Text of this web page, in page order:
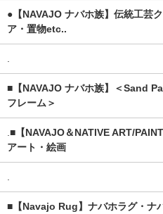
●【NAVAJO ナバホ族】伝統工芸
ア・置物etc..
■【NAVAJO ナバホ族】＜Sand
フレーム＞
■【NAVAJO＆NATIVE ART/
アート・絵画
■【Navajo Rug】ナバホラグ・ナ